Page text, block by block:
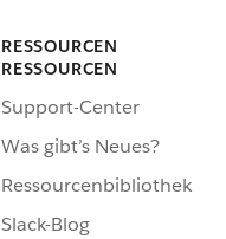
RESSOURCEN
RESSOURCEN
Support-Center
Was gibt’s Neues?
Ressourcenbibliothek
Slack-Blog